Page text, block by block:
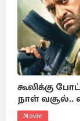
கூலிக்கு
நாள் வசூல்..
Movie